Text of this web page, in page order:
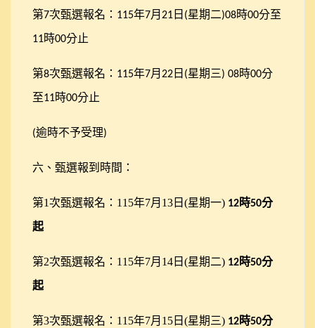
第7次甄選報名： 115年7月 21 日 (星期二)08時00分至
11時00分止
第8次甄選報名： 115年7月 22 日 (星期三) 08時00分
至11時00分止
(逾時不予受理)
六、甄選報到時間：
第1次甄選報名：115年7月13日(星期一) 12時50分
起
第2次甄選報名：115年7月14日(星期二) 12時50分
起
第3次甄選報名：115年7月15日(星期三) 12時50分